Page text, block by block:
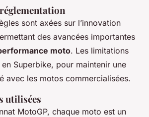
sont axées sur l’innovation
des avancées importantes
moto. Les limitations
Superbike, pour maintenir une
avec les motos commercialisées.
utilisées
MotoGP, chaque moto est un